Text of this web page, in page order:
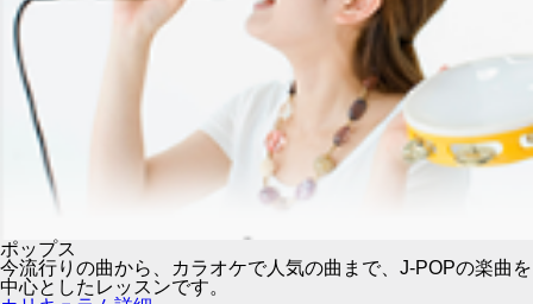
ポップス
今流行りの曲から、カラオケで人気の曲まで、J-POPの楽曲を
中心としたレッスンです。